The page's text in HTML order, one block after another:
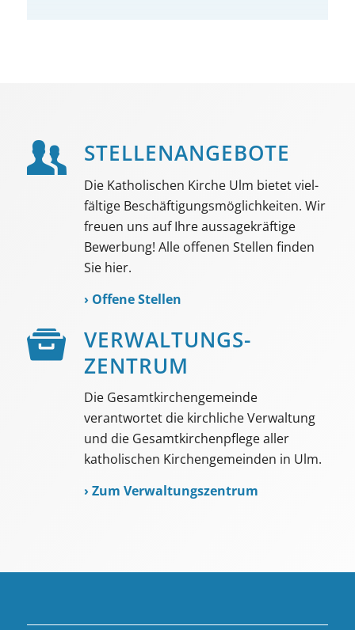
STELLEN­ANGEBOTE
Die Katholischen Kirche Ulm bietet viel­
fältige Beschäf­tigungs­möglich­keiten. Wir
freuen uns auf Ihre aussage­kräftige
Bewerbung! Alle offenen Stellen finden
Sie hier.
› Offene Stellen
VER­WALTUNGS­­
ZENTRUM
Die Gesamtkirchengemeinde
verantwortet die kirchliche Verwaltung
und die Gesamtkirchenpflege aller
katholischen Kirchengemeinden in Ulm.
› Zum Verwaltungszentrum